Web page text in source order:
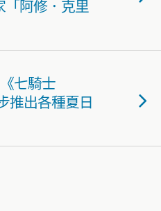
「阿修．克里
七騎士
推出各種夏日